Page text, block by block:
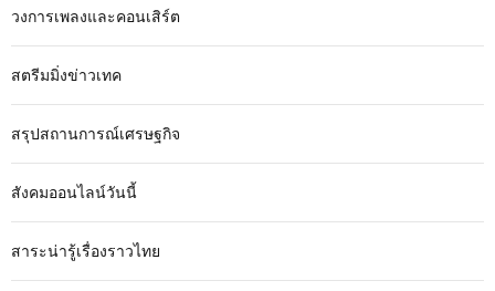
วงการเพลงและคอนเสิร์ต
สตรีมมิ่งข่าวเทค
สรุปสถานการณ์เศรษฐกิจ
สังคมออนไลน์วันนี้
สาระน่ารู้เรื่องราวไทย